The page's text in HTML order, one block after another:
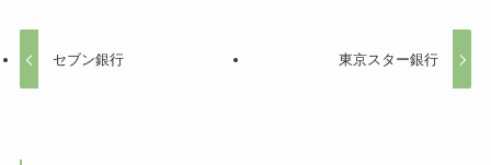
セブン銀行 東京スター銀行